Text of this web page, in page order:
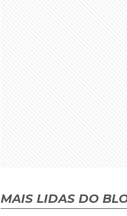
MAIS LIDAS DO